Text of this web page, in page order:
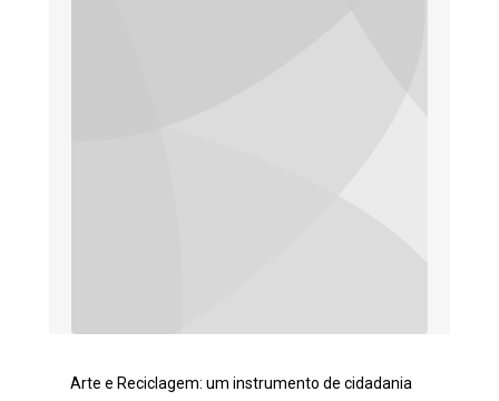
Arte e Reciclagem: um instrumento de cidadania